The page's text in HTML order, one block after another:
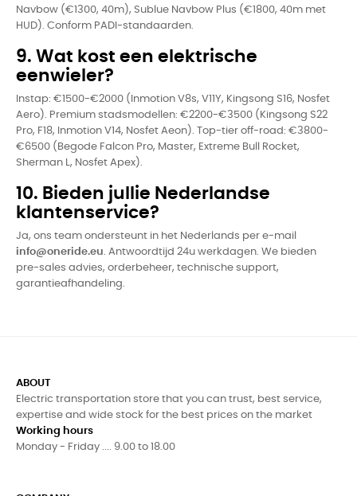
Navbow (€1300, 40m), Sublue Navbow Plus (€1800, 40m met
HUD). Conform PADI-standaarden.
9. Wat kost een elektrische
eenwieler?
Instap: €1500-€2000 (Inmotion V8s, V11Y, Kingsong S16, Nosfet
Aero). Premium stadsmodellen: €2200-€3500 (Kingsong S22
Pro, F18, Inmotion V14, Nosfet Aeon). Top-tier off-road: €3800-
€6500 (Begode Falcon Pro, Master, Extreme Bull Rocket,
Sherman L, Nosfet Apex).
10. Bieden jullie Nederlandse
klantenservice?
Ja, ons team ondersteunt in het Nederlands per e-mail
info@oneride.eu. Antwoordtijd 24u werkdagen. We bieden
pre-sales advies, orderbeheer, technische support,
garantieafhandeling.
ABOUT
Electric transportation store that you can trust, best service,
expertise and wide stock for the best prices on the market
Working hours
Monday - Friday .... 9.00 to 18.00